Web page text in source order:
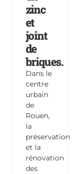
zinc
et
joint
de
briques.
Dans le
centre
urbain
de
Rouen,
la
préservation
et la
rénovation
des